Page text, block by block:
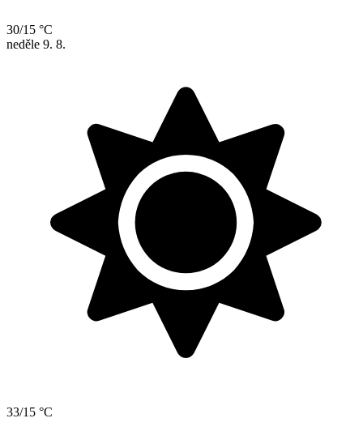
30/15 °C
neděle 9. 8.
33/15 °C